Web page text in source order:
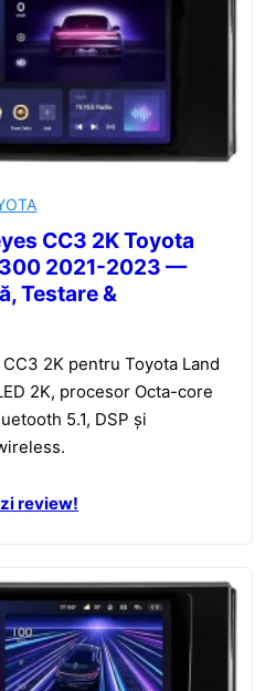
CC3 2K Toyota
2021-2023 —
Testare &
2K pentru Toyota Land
2K, procesor Octa-core
5.1, DSP și
review!